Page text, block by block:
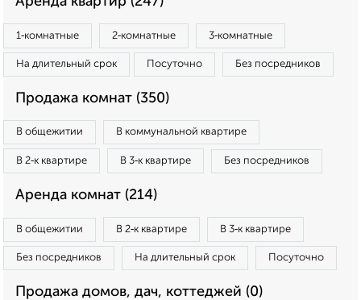
1‑комнатные 2‑комнатные 3‑комнатные
На длительный срок Посуточно Без посредников
Продажа комнат (350)
В общежитии В коммунальной квартире
В 2‑к квартире В 3‑к квартире Без посредников
Аренда комнат (214)
В общежитии В 2‑к квартире В 3‑к квартире
Без посредников На длительный срок Посуточно
Продажа домов, дач, коттеджей (0)